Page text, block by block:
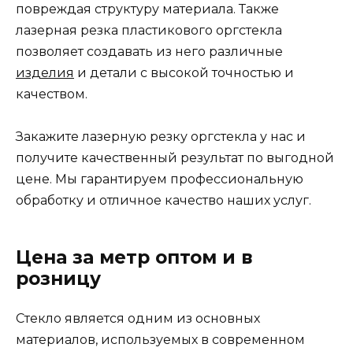
повреждая структуру материала. Также
лазерная резка пластикового оргстекла
позволяет создавать из него различные
изделия и детали с высокой точностью и
качеством.
Закажите лазерную резку оргстекла у нас и
получите качественный результат по выгодной
цене. Мы гарантируем профессиональную
обработку и отличное качество наших услуг.
Цена за метр оптом и в
розницу
Стекло является одним из основных
материалов, используемых в современном